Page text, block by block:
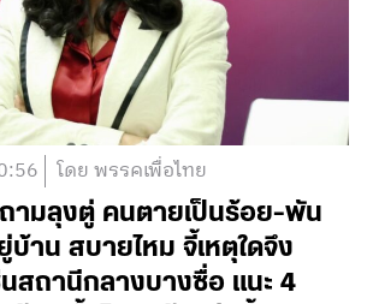
โดย พรรคเพื่อไทย
ถามลุงตู่ คนตายเป็นร้อย-พัน
าน สบายไหม จี้เหตุใดจึง
สถานีกลางบางซื่อ แนะ 4